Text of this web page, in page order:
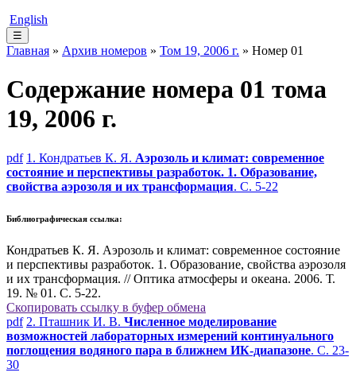
English
☰
Главная » Архив номеров » Том 19, 2006 г. » Номер 01
Содержание номера 01 тома
19, 2006 г.
pdf 1. Кондратьев К. Я. Аэрозоль и климат: современное
состояние и перспективы разработок. 1. Образование,
свойства аэрозоля и их трансформация. С. 5-22
Библиографическая ссылка:
Кондратьев К. Я. Аэрозоль и климат: современное состояние
и перспективы разработок. 1. Образование, свойства аэрозоля
и их трансформация. // Оптика атмосферы и океана. 2006. Т.
19. № 01. С. 5-22.
Скопировать ссылку в буфер обмена
pdf 2. Пташник И. В. Численное моделирование
возможностей лабораторных измерений континуального
поглощения водяного пара в ближнем ИК-диапазоне. С. 23-
30